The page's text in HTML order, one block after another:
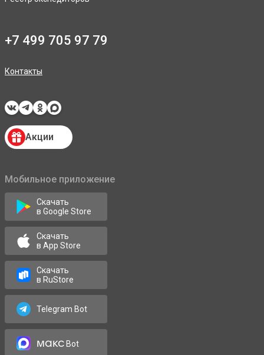
+7 499 705 97 79
Контакты
Акции
Мобильное приложение
Скачать
в Google Store
Скачать
в App Store
Скачать
в RuStore
Telegram Bot
максBot